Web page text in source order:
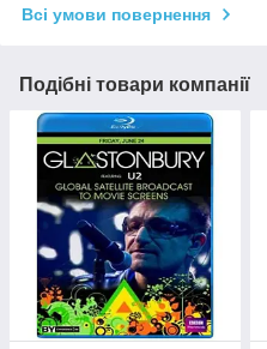
Всі умови повернення
Подібні товари компанії